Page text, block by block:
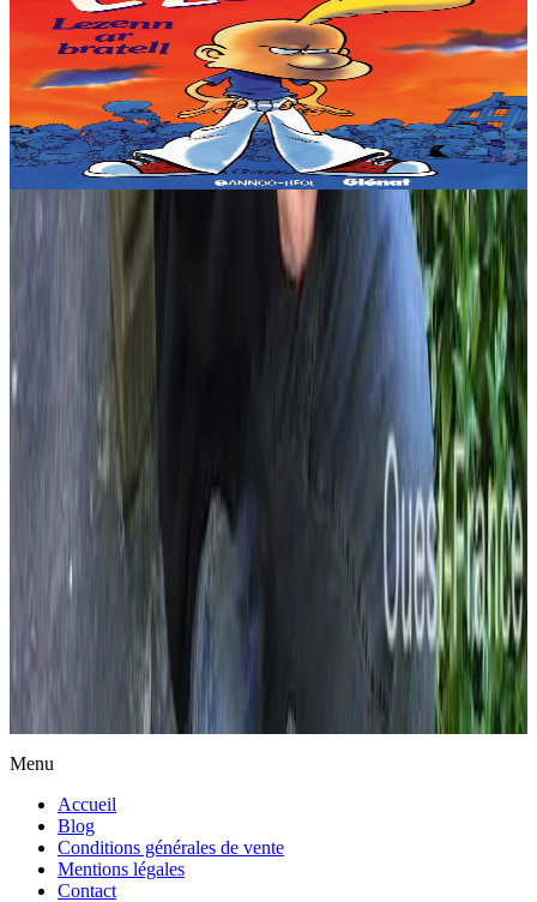
La Loi du préau
'Faut éviter les pourris du zizi qui rackettent, échapper aux punitions
du concierge, faire gaffe aux filles, refuser de partager son goûter
avec Rechetig,...
En stock9,53 €
Acheter
Menu
Accueil
Blog
Conditions générales de vente
Mentions légales
Contact